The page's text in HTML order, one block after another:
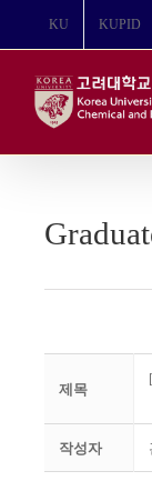
뛰
KU KUPID
제목
작성자